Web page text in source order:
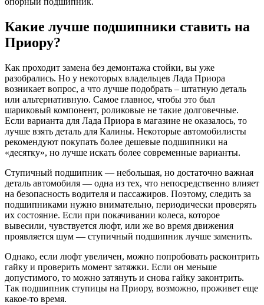
Какие лучше подшипники ставить на
Приору?
Как проходит замена без демонтажа стойки, вы уже
разобрались. Но у некоторых владельцев Лада Приора
возникает вопрос, а что лучше подобрать – штатную деталь
или альтернативную. Самое главное, чтобы это был
шариковый компонент, роликовые не такие долговечные.
Если варианта для Лада Приора в магазине не оказалось, то
лучше взять деталь для Калины. Некоторые автомобилисты
рекомендуют покупать более дешевые подшипники на
«десятку», но лучше искать более современные варианты.
Ступичный подшипник — небольшая, но достаточно важная
деталь автомобиля — одна из тех, что непосредственно влияет
на безопасность водителя и пассажиров. Поэтому, следить за
подшипниками нужно внимательно, периодически проверять
их состояние. Если при покачивании колеса, которое
вывесили, чувствуется люфт, или же во время движения
проявляется шум — ступичный подшипник лучше заменить.
Однако, если люфт увеличен, можно попробовать расконтрить
гайку и проверить момент затяжки. Если он меньше
допустимого, то можно затянуть и снова гайку законтрить.
Так подшипник ступицы на Приору, возможно, проживет еще
какое-то время.